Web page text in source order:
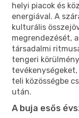
helyi piacok és
energiával. A
kulturális
megrendezését,
társadalmi
tengeri
teli közösségbe
után.
A buja esős